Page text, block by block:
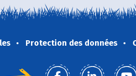
Protection des données